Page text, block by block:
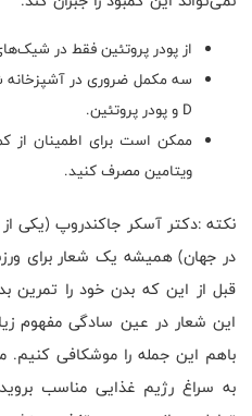
از پودر پروتئین فقط در
سه مکمل ضروری در آشپزخانه
D و پودر پروتئین.
ممکن است برای اطمینان از
ویتامین مصرف کنید.
نکته :دکتر آسکر جاکندروپ (یکی
در جهان) همیشه یک شعار برای
قبل از این که بدن خود را تمرین
این شعار در عین سادگی مفهوم
باهم این جمله را موشکافی
به سراغ رژیم غذایی مناسب